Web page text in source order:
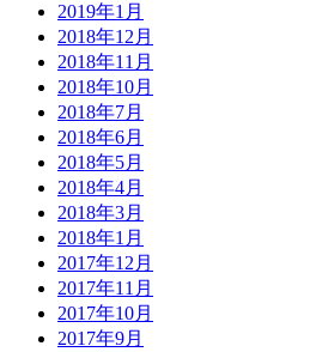
2019年1月
2018年12月
2018年11月
2018年10月
2018年7月
2018年6月
2018年5月
2018年4月
2018年3月
2018年1月
2017年12月
2017年11月
2017年10月
2017年9月